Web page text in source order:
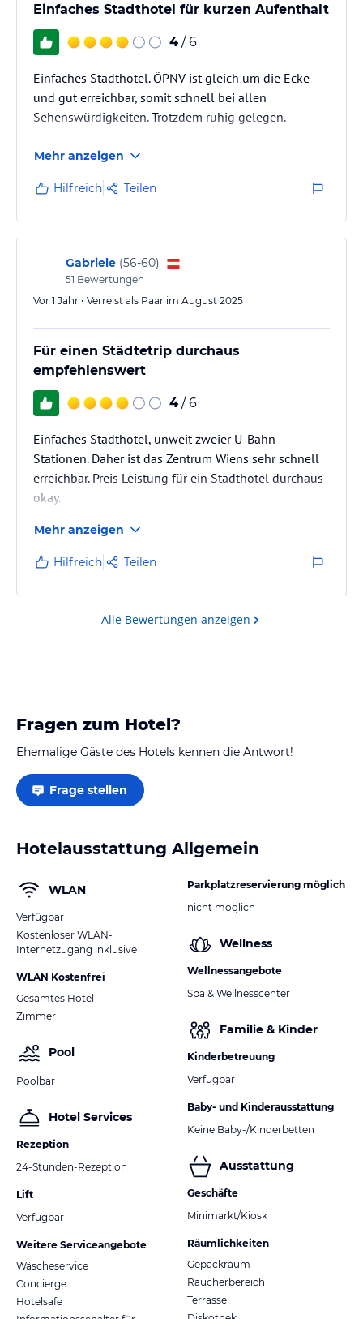
Einfaches Stadthotel für kurzen Aufenthalt
4 / 6
Einfaches Stadthotel. ÖPNV ist gleich um die Ecke
und gut erreichbar, somit schnell bei allen
Sehenswürdigkeiten. Trotzdem ruhig gelegen.
Mehr anzeigen
Hilfreich Teilen
Gabriele (56-60)
51 Bewertungen
Vor 1 Jahr • Verreist als Paar im August 2025
Für einen Städtetrip durchaus
empfehlenswert
4 / 6
Einfaches Stadthotel, unweit zweier U-Bahn
Stationen. Daher ist das Zentrum Wiens sehr schnell
erreichbar. Preis Leistung für ein Stadthotel durchaus
okay.
Mehr anzeigen
Hilfreich Teilen
Alle Bewertungen anzeigen
Fragen zum Hotel?
Ehemalige Gäste des Hotels kennen die Antwort!
Frage stellen
Hotelausstattung Allgemein
WLAN
Verfügbar
Kostenloser WLAN-
Internetzugang inklusive
WLAN Kostenfrei
Gesamtes Hotel
Zimmer
Pool
Poolbar
Hotel Services
Rezeption
24-Stunden-Rezeption
Lift
Verfügbar
Weitere Serviceangebote
Wäscheservice
Concierge
Hotelsafe
Parkplatzreservierung möglich
nicht möglich
Wellness
Wellnessangebote
Spa & Wellnesscenter
Familie & Kinder
Kinderbetreuung
Verfügbar
Baby- und Kinderausstattung
Keine Baby-/Kinderbetten
Ausstattung
Geschäfte
Minimarkt/Kiosk
Räumlichkeiten
Gepäckraum
Raucherbereich
Terrasse